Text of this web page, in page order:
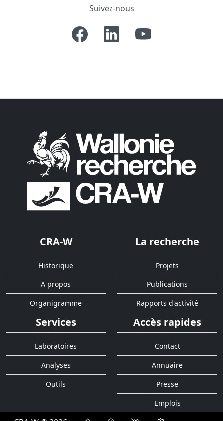
Suivez-nous
CRA-W
Historique
A propos
Organigramme
La recherche
Projets
Publications
Rapports d'activité
Services
Laboratoires
Analyses
Outils
Accès rapides
Contact
Annuaire
Presse
Emplois